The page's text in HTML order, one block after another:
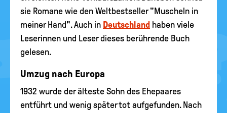
sie Romane wie den Weltbestseller "Muscheln in
meiner Hand". Auch in Deutschland haben viele
Leserinnen und Leser dieses berührende Buch
gelesen.
Umzug nach Europa
1932 wurde der älteste Sohn des Ehepaares
entführt und wenig später tot aufgefunden. Nach